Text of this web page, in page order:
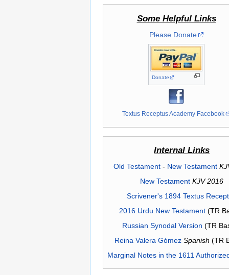
Some Helpful Links
Please Donate
Donate
Textus Receptus Academy Facebook
Internal Links
Old Testament- New Testament
New Testament KJV 2016
Scrivener's 1894 Textus
2016 Urdu New Testament(TR
Russian Synodal Version (TR
Reina Valera Gómez Spanish (TR
Marginal Notes in the 1611